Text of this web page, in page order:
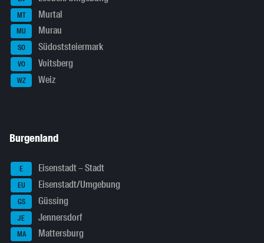
MT Murtal
MU Murau
SO Südoststeiermark
VO Voitsberg
WZ Weiz
Burgenland
E Eisenstadt – Stadt
EU Eisenstadt/Umgebung
GS Güssing
JE Jennersdorf
MA Mattersburg